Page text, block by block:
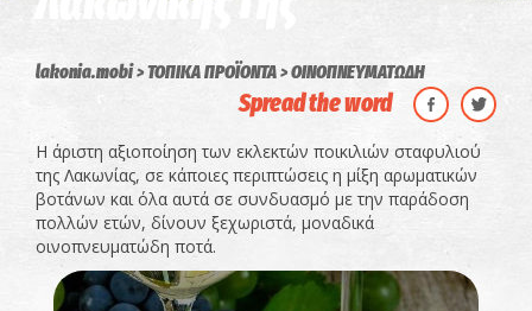
lakonia.mobi ΤΟΠΙΚΑ ΠΡΟΪΟΝΤΑ ΟΙΝΟΠΝΕΥΜΑΤΩΔΗ
Spread the word
Η άριστη αξιοποίηση των εκλεκτών ποικιλιών σταφυλιού
της Λακωνίας, σε κάποιες περιπτώσεις η μίξη αρωματικών
βοτάνων και όλα αυτά σε συνδυασμό με την παράδοση
πολλών ετών, δίνουν ξεχωριστά, μοναδικά
οινοπνευματώδη ποτά.